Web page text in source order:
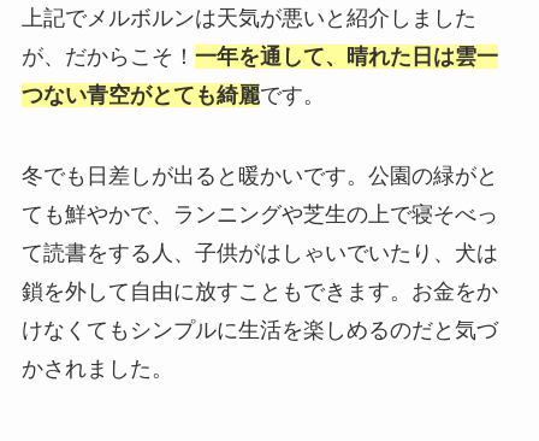
上記でメルボルンは天気が悪いと紹介しました
が、だからこそ！ 一年を通して、晴れた日は雲一
つない青空がとても綺麗です。
冬でも日差しが出ると暖かいです。公園の緑がと
ても鮮やかで、ランニングや芝生の上で寝そべっ
て読書をする人、子供がはしゃいでいたり、犬は
鎖を外して自由に放すこともできます。お金をか
けなくてもシンプルに生活を楽しめるのだと気づ
かされました。